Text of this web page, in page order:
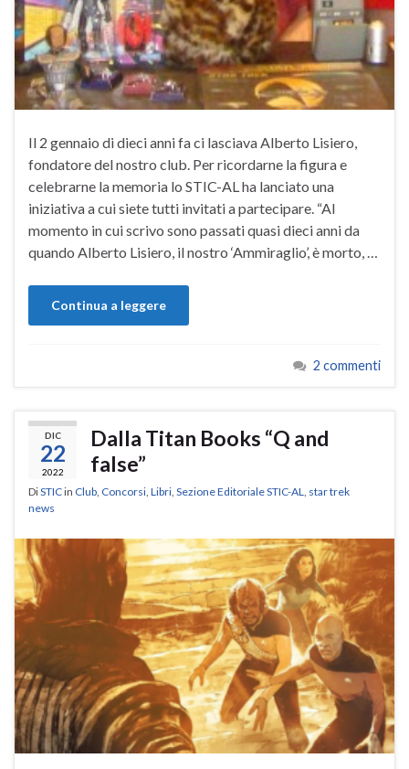
Il 2 gennaio di dieci anni fa ci lasciava Alberto Lisiero,
fondatore del nostro club. Per ricordarne la figura e
celebrarne la memoria lo STIC-AL ha lanciato una
iniziativa a cui siete tutti invitati a partecipare. “Al
momento in cui scrivo sono passati quasi dieci anni da
quando Alberto Lisiero, il nostro ‘Ammiraglio’, è morto, …
Continua a leggere
2 commenti
DIC
22
2022
Dalla Titan Books “Q and
false”
DiSTICin Club, Concorsi, Libri, Sezione Editoriale STIC-AL, star trek
news